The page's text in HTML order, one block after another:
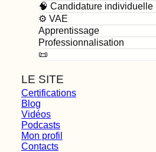
🧠 Candidature individuelle
⚙️ VAE
Apprentissage
Professionnalisation
📜
LE SITE
Certifications
Blog
Vidéos
Podcasts
Mon profil
Contacts